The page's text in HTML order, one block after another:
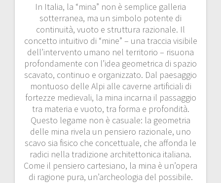
In Italia, la “mina” non è semplice galleria
sotterranea, ma un simbolo potente di
continuità, vuoto e struttura razionale. Il
concetto intuitivo di “mine” – una traccia visibile
dell’intervento umano nel territorio – risuona
profondamente con l’idea geometrica di spazio
scavato, continuo e organizzato. Dal paesaggio
montuoso delle Alpi alle caverne artificiali di
fortezze medievali, la mina incarna il passaggio
tra materia e vuoto, tra forma e profondità.
Questo legame non è casuale: la geometria
delle mina rivela un pensiero razionale, uno
scavo sia fisico che concettuale, che affonda le
radici nella tradizione architettonica italiana.
Come il pensiero cartesiano, la mina è un’opera
di ragione pura, un’archeologia del possibile.